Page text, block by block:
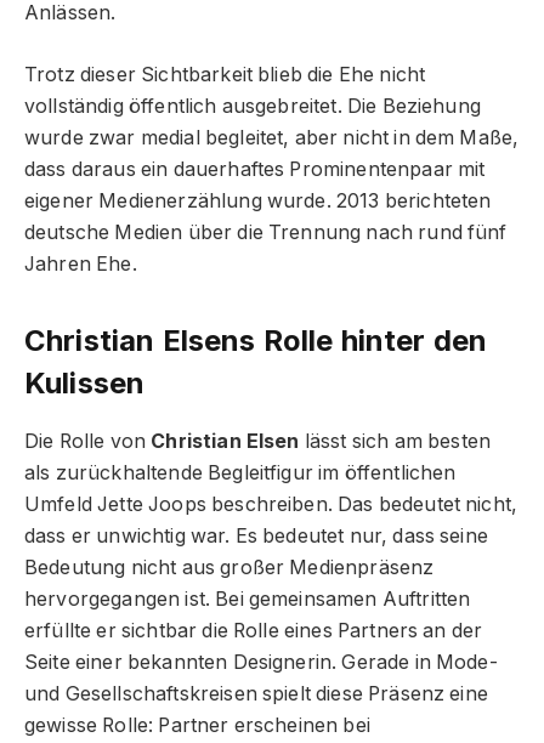
Anlässen.
Trotz dieser Sichtbarkeit blieb die Ehe nicht
vollständig öffentlich ausgebreitet. Die Beziehung
wurde zwar medial begleitet, aber nicht in dem Maße,
dass daraus ein dauerhaftes Prominentenpaar mit
eigener Medienerzählung wurde. 2013 berichteten
deutsche Medien über die Trennung nach rund fünf
Jahren Ehe.
Christian Elsens Rolle hinter den
Kulissen
Die Rolle von Christian Elsen lässt sich am besten
als zurückhaltende Begleitfigur im öffentlichen
Umfeld Jette Joops beschreiben. Das bedeutet nicht,
dass er unwichtig war. Es bedeutet nur, dass seine
Bedeutung nicht aus großer Medienpräsenz
hervorgegangen ist. Bei gemeinsamen Auftritten
erfüllte er sichtbar die Rolle eines Partners an der
Seite einer bekannten Designerin. Gerade in Mode-
und Gesellschaftskreisen spielt diese Präsenz eine
gewisse Rolle: Partner erscheinen bei